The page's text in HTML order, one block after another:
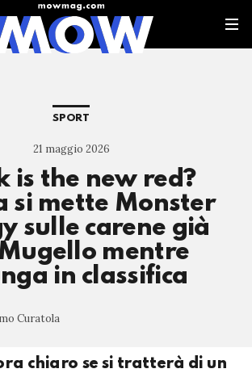
SPORT
21 maggio 2026
is the new red?
si mette Monster
sulle carene già
mentre
in classifica
Curatola
chiaro se si tratterà di un